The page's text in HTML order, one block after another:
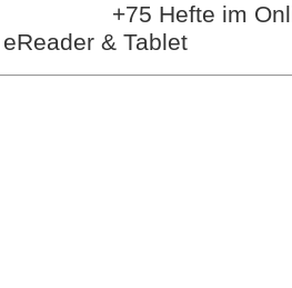
+75 Hefte im
& Tablet